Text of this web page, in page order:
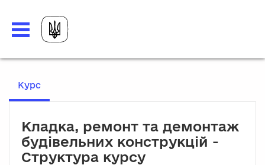
Курс, Поточне місце розташування
Кладка, ремонт та демонтаж
будівельних конструкцій -
Структура курсу